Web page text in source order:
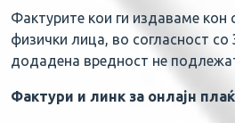
Фактурите кои ги издаваме кон
физички лица, во согласност
додадена вредност не
Фактури и линк за онлајн